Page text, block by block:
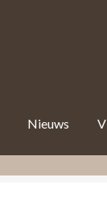
Nieuws